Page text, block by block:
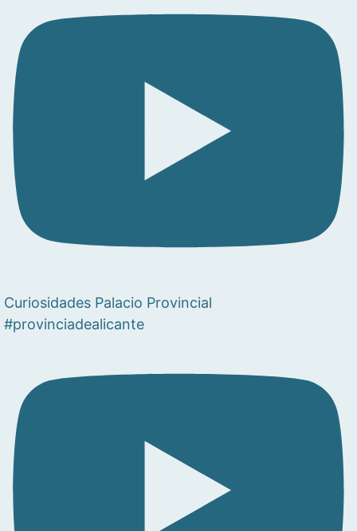
Curiosidades Palacio Provincial
#provinciadealicante